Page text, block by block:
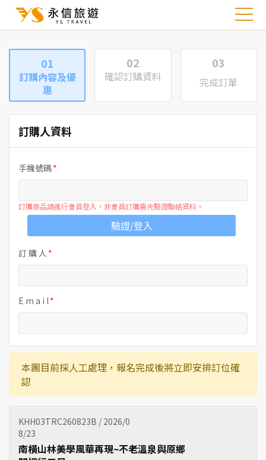
01
訂購內容及優
惠
02
確認訂購資料
03
完成訂單
訂購人資料
手機號碼
訂購商品請進行會員登入，非會員訂購需先驗證聯絡資料。
驗證/登入
訂 購 人
E m a i l
本團目前採人工處理，報名完成後將立即安排訂位確
認
KHH03TRC260823B / 2026/0
8/23
南橫山林美學風華再現~不老溫泉與原鄉